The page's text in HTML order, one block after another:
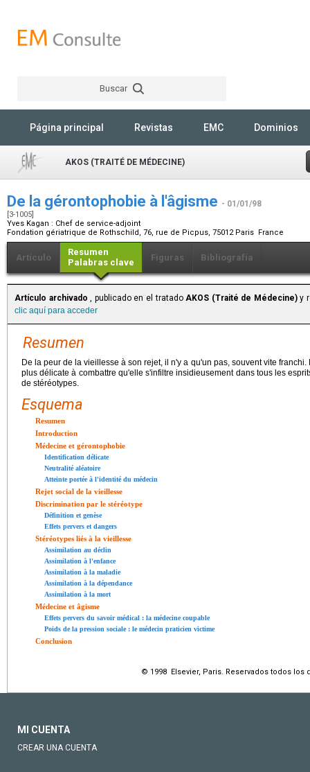
Buscar
Página principal Revistas EMC Dominios
AKOS (TRAITÉ DE MÉDECINE)
De la gérontophobie à l'âgisme - 01/01/98
[3-1005]
Yves Kagan : Chef de service-adjoint
Fondation gériatrique de Rothschild, 76, rue de Picpus, 75012 Paris France
Artículo
Resumen
Palabras clave
Figuras Bibliografía
Artículo archivado , publicado en el tratadoAKOS (Traité de Médecine)y
clic aquí para acceder
Resumen
De la peur de la vieillesse à son rejet, il n'y a qu'un pas, souvent vite
plus délicate à combattre qu'elle s'infiltre insidieusement dans tous les
de stéréotypes.
Esquema
Resumen
Introduction
Médecine et gérontophobie
Identification délicate
Neutralité aléatoire
Atteinte portée à l'identité du médecin
Rejet social de la vieillesse
Discrimination par le stéréotype
Définition et genèse
Effets pervers et dangers
Stéréotypes liés à la vieillesse
Assimilation au déclin
Assimilation à l'enfance
Assimilation à la maladie
Assimilation à la dépendance
Assimilation à la mort
Médecine et âgisme
Effets pervers du savoir médical : la médecine coupable
Poids de la pression sociale : le médecin praticien victime
Conclusion
© 1998 Elsevier, Paris. Reservados todos los
MI CUENTA
CREAR UNA CUENTA